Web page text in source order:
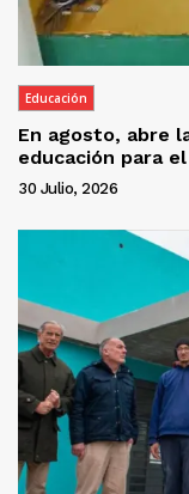
Educación
En agosto, abre
educación para
30 Julio, 2026